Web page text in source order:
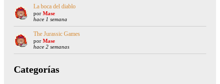
La boca del diablo
por Mase
hace 1 semana
The Jurassic Games
por Mase
hace 2 semanas
Categorías